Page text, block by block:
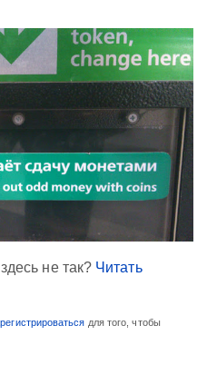
не так? Читать
для того, чтобы